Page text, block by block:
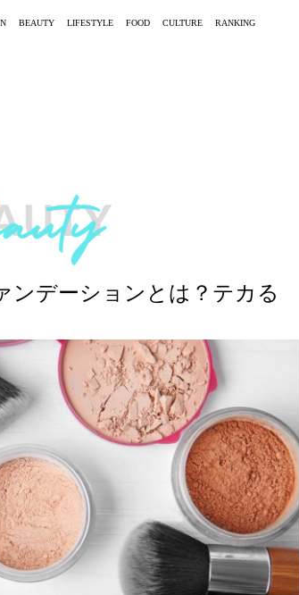
BEAUTY LIFESTYLE FOOD CULTURE RANKING
ンデーションとは？テカる